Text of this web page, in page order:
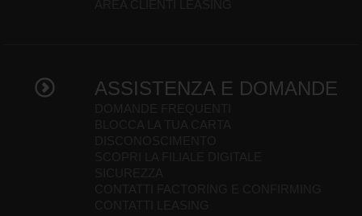
ASSISTENZA E DOMANDE